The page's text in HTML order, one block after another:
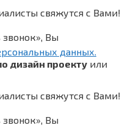
свяжутся с Вами!
Вы
данных.
дизайн проекту или
свяжутся с Вами!
Вы